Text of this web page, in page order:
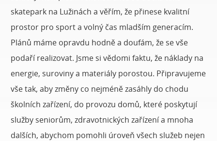
skatepark na Lužinách a věřím, že přinese kvalitní
prostor pro sport a volný čas mladším generacím.
Plánů máme opravdu hodně a doufám, že se vše
podaří realizovat. Jsme si vědomi faktu, že náklady na
energie, suroviny a materiály porostou. Připravujeme
vše tak, aby změny co nejméně zasáhly do chodu
školních zařízení, do provozu domů, které poskytují
služby seniorům, zdravotnických zařízení a mnoha
dalších, abychom pomohli úroveň všech služeb nejen